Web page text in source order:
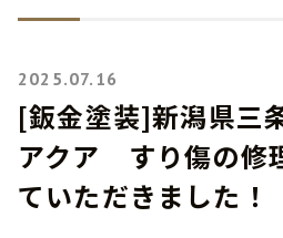
2025.07.16
[鈑金塗装]新潟県
アクア すり傷の修
ていただきました！